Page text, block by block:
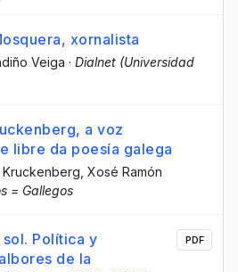
xornalista
Veiga · Dialnet (Universidad
a voz
libre da poesía galega
Kruckenberg , Xosé Ramón
= Gallegos
Política y
de la
PDF